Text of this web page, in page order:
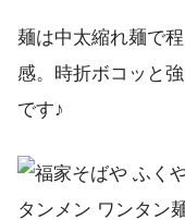
麺は中太縮れ麺で
感。時折ボコッと
です♪